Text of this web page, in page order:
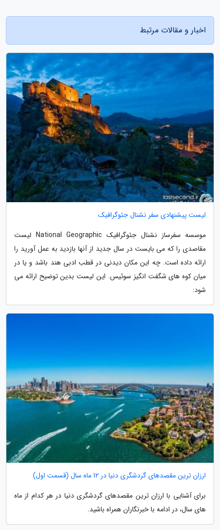
اخبار و مقالات مرتبط
لیست پیشنهادی سفر نشنال جئوگرافیک
موسسه سفرساز نشنال جئوگرافیک National Geographic لیست
مقاصدی را که می بایست در سال جدید از آنها بازدید به عمل آورید را
ارائه داده است. چه این مکان دیدنی در قطب ادبی هند باشد و یا در
میان کوه های شگفت انگیز سوئیس. این لیست بدین توضیح ارائه می
شود:
ارزان ترین مقصدهای گردشگری دنیا در 12 ماه سال (قسمت اول)
برای آشنایی با ارزان ترین مقصدهای گردشگری دنیا در هر کدام از ماه
های سال، در ادامه با خبرنگاران همراه باشید.